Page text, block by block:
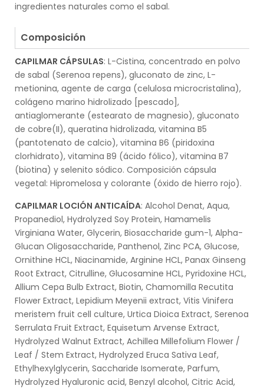
ingredientes naturales como el sabal.
Composición
CAPILMAR CÁPSULAS: L-Cistina, concentrado en polvo
de sabal (Serenoa repens), gluconato de zinc, L-
metionina, agente de carga (celulosa microcristalina),
colágeno marino hidrolizado [pescado],
antiaglomerante (estearato de magnesio), gluconato
de cobre(II), queratina hidrolizada, vitamina B5
(pantotenato de calcio), vitamina B6 (piridoxina
clorhidrato), vitamina B9 (ácido fólico), vitamina B7
(biotina) y selenito sódico. Composición cápsula
vegetal: Hipromelosa y colorante (óxido de hierro rojo).
CAPILMAR LOCIÓN ANTICAÍDA: Alcohol Denat, Aqua,
Propanediol, Hydrolyzed Soy Protein, Hamamelis
Virginiana Water, Glycerin, Biosaccharide gum-1, Alpha-
Glucan Oligosaccharide, Panthenol, Zinc PCA, Glucose,
Ornithine HCL, Niacinamide, Arginine HCL, Panax Ginseng
Root Extract, Citrulline, Glucosamine HCL, Pyridoxine HCL,
Allium Cepa Bulb Extract, Biotin, Chamomilla Recutita
Flower Extract, Lepidium Meyenii extract, Vitis Vinifera
meristem fruit cell culture, Urtica Dioica Extract, Serenoa
Serrulata Fruit Extract, Equisetum Arvense Extract,
Hydrolyzed Walnut Extract, Achillea Millefolium Flower /
Leaf / Stem Extract, Hydrolyzed Eruca Sativa Leaf,
Ethylhexylglycerin, Saccharide Isomerate, Parfum,
Hydrolyzed Hyaluronic acid, Benzyl alcohol, Citric Acid,